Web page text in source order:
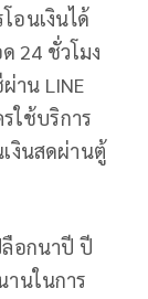
อนเงินได้
24 ชั่วโมง
าน LINE
ใช้บริการ
เงินสดผ่านตู้
ลือกนาปี ปี
านในการ